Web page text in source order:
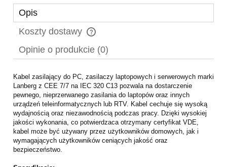
Opis
Koszty dostawy
Cena nie zawiera ewentualnych kosztów płatności
Opinie o produkcie (0)
Kabel zasilający do PC, zasilaczy laptopowych i serwerowych marki
Lanberg z CEE 7/7 na IEC 320 C13 pozwala na dostarczenie
pewnego, nieprzerwanego zasilania do laptopów oraz innych
urządzeń teleinformatycznych lub RTV. Kabel cechuje się wysoką
wydajnością oraz niezawodnością podczas pracy. Dzięki wysokiej
jakości wykonania, co potwierdzaca otrzymany certyfikat VDE,
kabel może być używany przez użytkowników domowych, jak i
wymagających użytkowników ceniących jakość oraz
bezpieczeństwo.